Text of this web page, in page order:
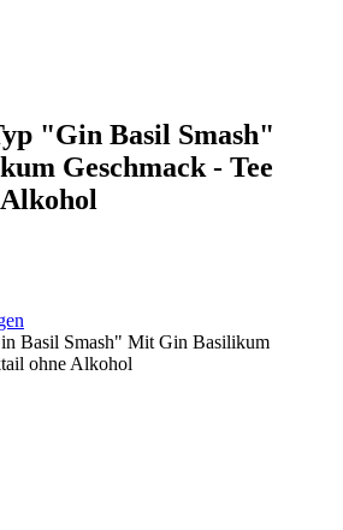
"Gin Basil Smash"
Geschmack - Tee